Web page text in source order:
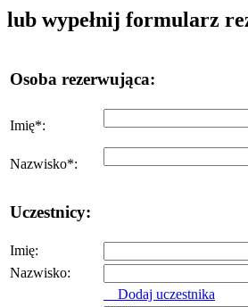
lub wypełnij formularz
Osoba rezerwująca:
Imię*:
Nazwisko*:
Uczestnicy:
Imię:
Nazwisko:
Dodaj uczestnika